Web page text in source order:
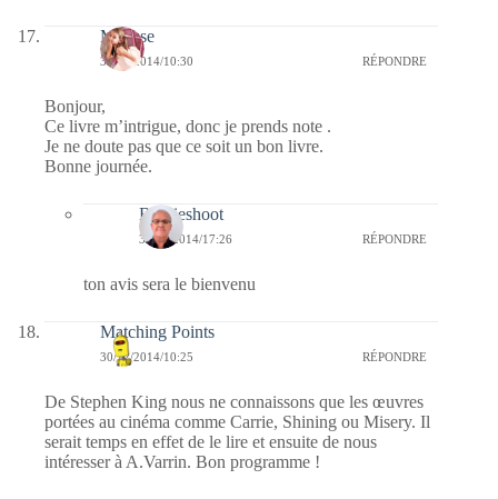
Mousse
30/12/2014/10:30 RÉPONDRE
Bonjour,
Ce livre m’intrigue, donc je prends note .
Je ne doute pas que ce soit un bon livre.
Bonne journée.
Bernieshoot
31/12/2014/17:26 RÉPONDRE
ton avis sera le bienvenu
Matching Points
30/12/2014/10:25 RÉPONDRE
De Stephen King nous ne connaissons que les œuvres
portées au cinéma comme Carrie, Shining ou Misery. Il
serait temps en effet de le lire et ensuite de nous
intéresser à A.Varrin. Bon programme !